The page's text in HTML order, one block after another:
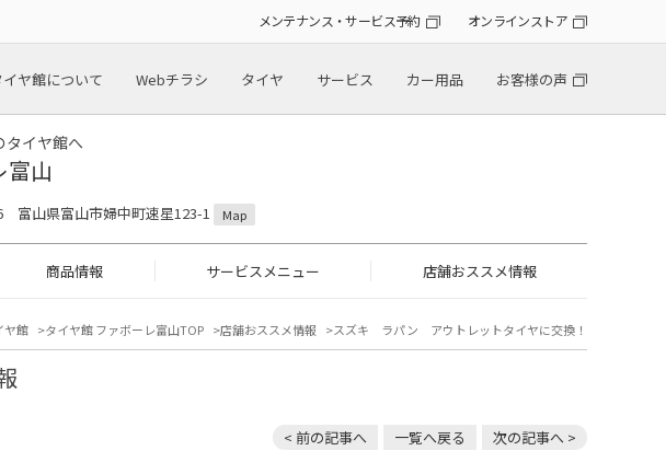
メンテナンス・サービス予約 オンラインストア
イヤ館について Webチラシ タイヤ サービス カー用品 お客様の声
タイヤ館へ
富山
富山県富山市婦中町速星123-1 Map
商品情報 サービスメニュー 店舗おススメ情報
ヤ館 タイヤ館 ファボーレ富山TOP 店舗おススメ情報 スズキ ラパン アウトレットタイヤに交換！
< 前の記事へ 一覧へ戻る 次の記事へ >